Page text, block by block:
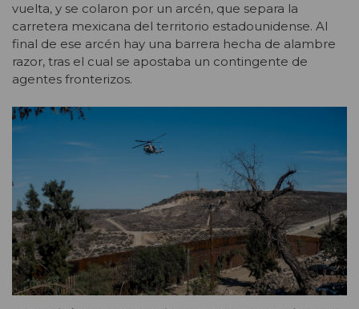
vuelta, y se colaron por un arcén, que separa la
carretera mexicana del territorio estadounidense. Al
final de ese arcén hay una barrera hecha de alambre
razor, tras el cual se apostaba un contingente de
agentes fronterizos.